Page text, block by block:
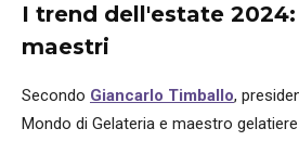
I trend dell'estate
maestri
Secondo Giancarlo Timballo,
Mondo di Gelateria e maestro